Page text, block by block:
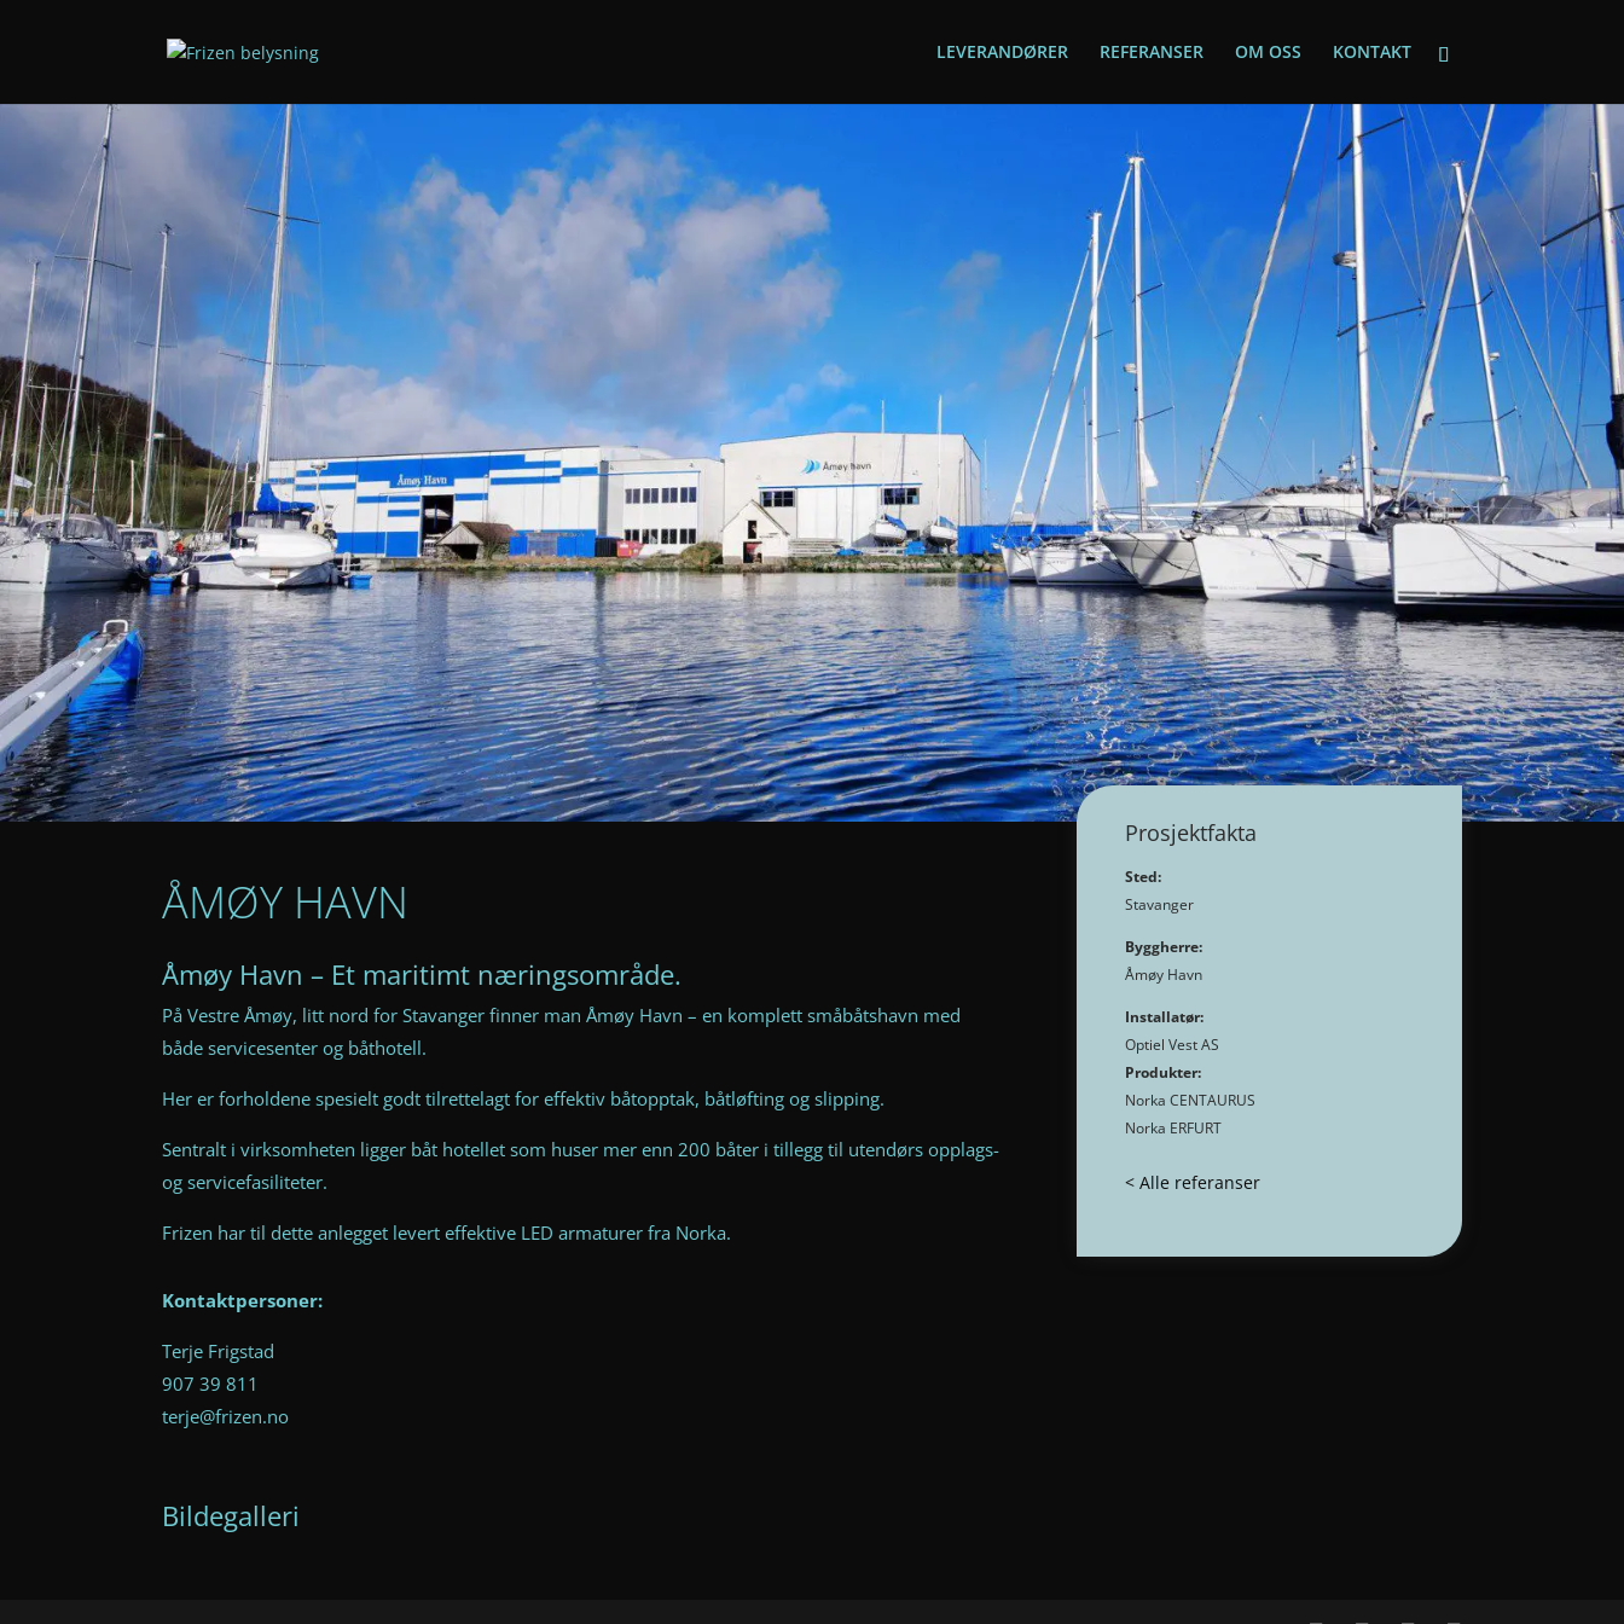
LEVERANDØRER REFERANSER OM OSS KONTAKT
ÅMØY HAVN
Åmøy Havn – Et maritimt næringsområde.
På Vestre Åmøy, litt nord for Stavanger finner man Åmøy Havn – en komplett småbåtshavn med
både servicesenter og båthotell.
Her er forholdene spesielt godt tilrettelagt for effektiv båtopptak, båtløfting og slipping.
Sentralt i virksomheten ligger båt hotellet som huser mer enn 200 båter i tillegg til utendørs opplags-
og servicefasiliteter.
Frizen har til dette anlegget levert effektive LED armaturer fra Norka.
Kontaktpersoner:
Terje Frigstad
907 39 811
terje@frizen.no
Prosjektfakta
Sted:
Stavanger
Byggherre:
Åmøy Havn
Installatør:
Optiel Vest AS
Produkter:
Norka CENTAURUS
Norka ERFURT
< Alle referanser
Bildegalleri